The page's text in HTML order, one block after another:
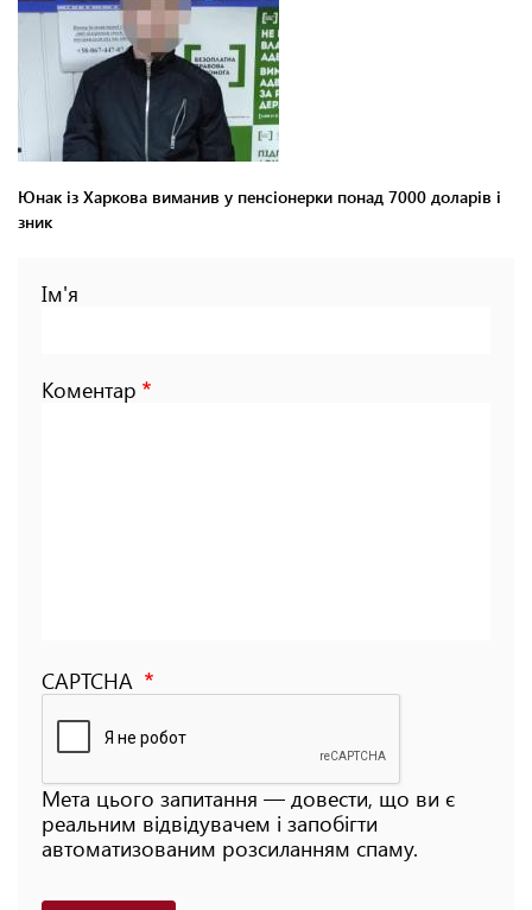
Юнак із Харкова виманив у пенсіонерки понад 7000 доларів і
зник
Ім'я
Коментар
CAPTCHA
Мета цього запитання — довести, що ви є
реальним відвідувачем і запобігти
автоматизованим розсиланням спаму.